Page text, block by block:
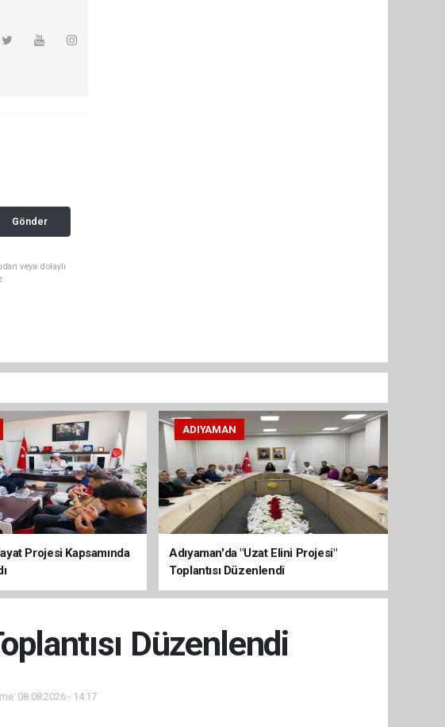
Gönder
veya dolaylı
Projesi Kapsamında
ADIYAMAN
Adıyaman'da "Uzat Elini Projesi"
Toplantısı Düzenlendi
Düzenlendi
08.08.2026 - 14:17